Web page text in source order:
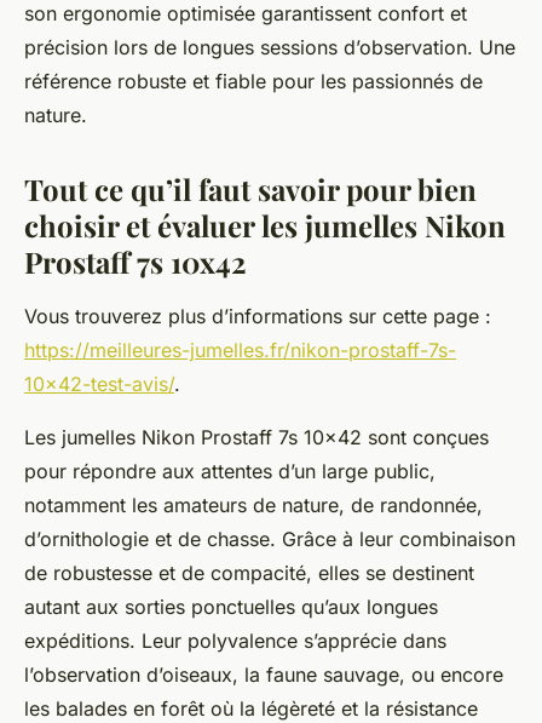
son ergonomie optimisée garantissent confort et
précision lors de longues sessions d’observation. Une
référence robuste et fiable pour les passionnés de
nature.
Tout ce qu’il faut savoir pour bien
choisir et évaluer les jumelles Nikon
Prostaff 7s 10x42
Vous trouverez plus d’informations sur cette page :
https://meilleures-jumelles.fr/nikon-prostaff-7s-
10x42-test-avis/.
Les jumelles Nikon Prostaff 7s 10x42 sont conçues
pour répondre aux attentes d’un large public,
notamment les amateurs de nature, de randonnée,
d’ornithologie et de chasse. Grâce à leur combinaison
de robustesse et de compacité, elles se destinent
autant aux sorties ponctuelles qu’aux longues
expéditions. Leur polyvalence s’apprécie dans
l’observation d’oiseaux, la faune sauvage, ou encore
les balades en forêt où la légèreté et la résistance